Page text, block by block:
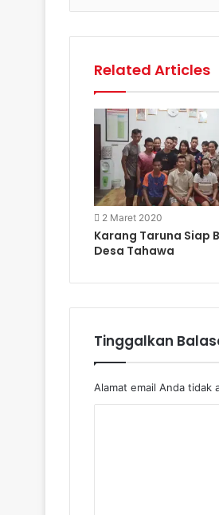
Related Articles
2 Maret 2020
Karang Taruna Siap
Desa Tahawa
Tinggalkan
Alamat email Anda tidak